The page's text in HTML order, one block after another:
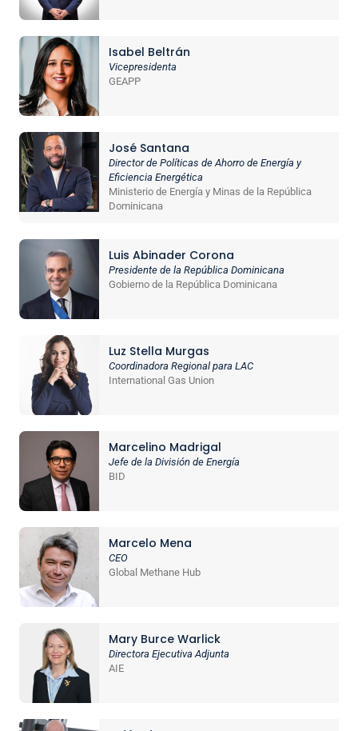
Isabel Beltrán
Vicepresidenta
GEAPP
José Santana
Director de Políticas de Ahorro de Energía y
Eficiencia Energética
Ministerio de Energía y Minas de la República
Dominicana
Luis Abinader Corona
Presidente de la República Dominicana
Gobierno de la República Dominicana
Luz Stella Murgas
Coordinadora Regional para LAC
International Gas Union
Marcelino Madrigal
Jefe de la División de Energía
BID
Marcelo Mena
CEO
Global Methane Hub
Mary Burce Warlick
Directora Ejecutiva Adjunta
AIE